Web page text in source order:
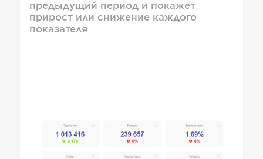
предыдущий период и покажет
прирост или снижение каждого
показателя